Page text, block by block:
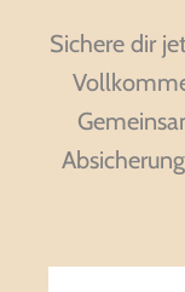
Sichere dir